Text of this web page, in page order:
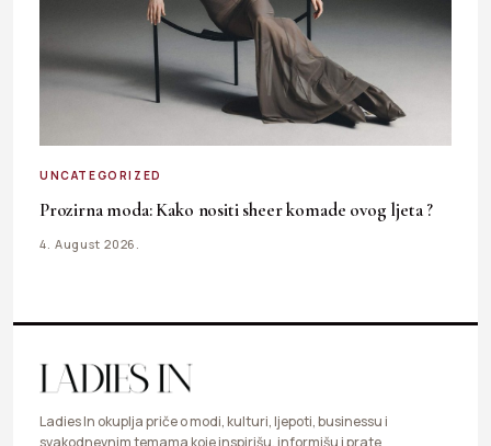
UNCATEGORIZED
Prozirna moda: Kako nositi sheer komade ovog ljeta ?
4. August 2026.
Ladies In okuplja priče o modi, kulturi, ljepoti, businessu i
svakodnevnim temama koje inspirišu, informišu i prate